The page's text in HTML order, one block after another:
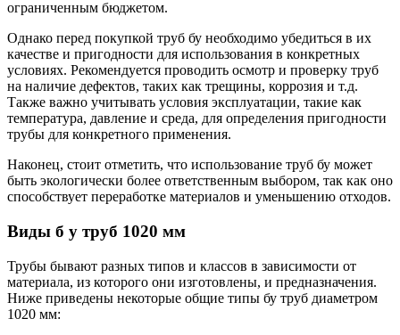
ограниченным бюджетом.
Однако перед покупкой труб бу необходимо убедиться в их
качестве и пригодности для использования в конкретных
условиях. Рекомендуется проводить осмотр и проверку труб
на наличие дефектов, таких как трещины, коррозия и т.д.
Также важно учитывать условия эксплуатации, такие как
температура, давление и среда, для определения пригодности
трубы для конкретного применения.
Наконец, стоит отметить, что использование труб бу может
быть экологически более ответственным выбором, так как оно
способствует переработке материалов и уменьшению отходов.
Виды б у труб 1020 мм
Трубы бывают разных типов и классов в зависимости от
материала, из которого они изготовлены, и предназначения.
Ниже приведены некоторые общие типы бу труб диаметром
1020 мм: